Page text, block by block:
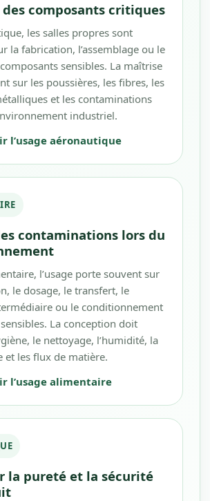
composants critiques
les salles propres sont
la fabrication, l’assemblage ou le
sensibles. La maîtrise
sur les poussières, les fibres, les
et les contaminations
industriel.
l’usage aéronautique
contaminations lors du
l’usage porte souvent sur
le dosage, le transfert, le
ou le conditionnement
La conception doit
le nettoyage, l’humidité, la
et les flux de matière.
l’usage alimentaire
la pureté et la sécurité